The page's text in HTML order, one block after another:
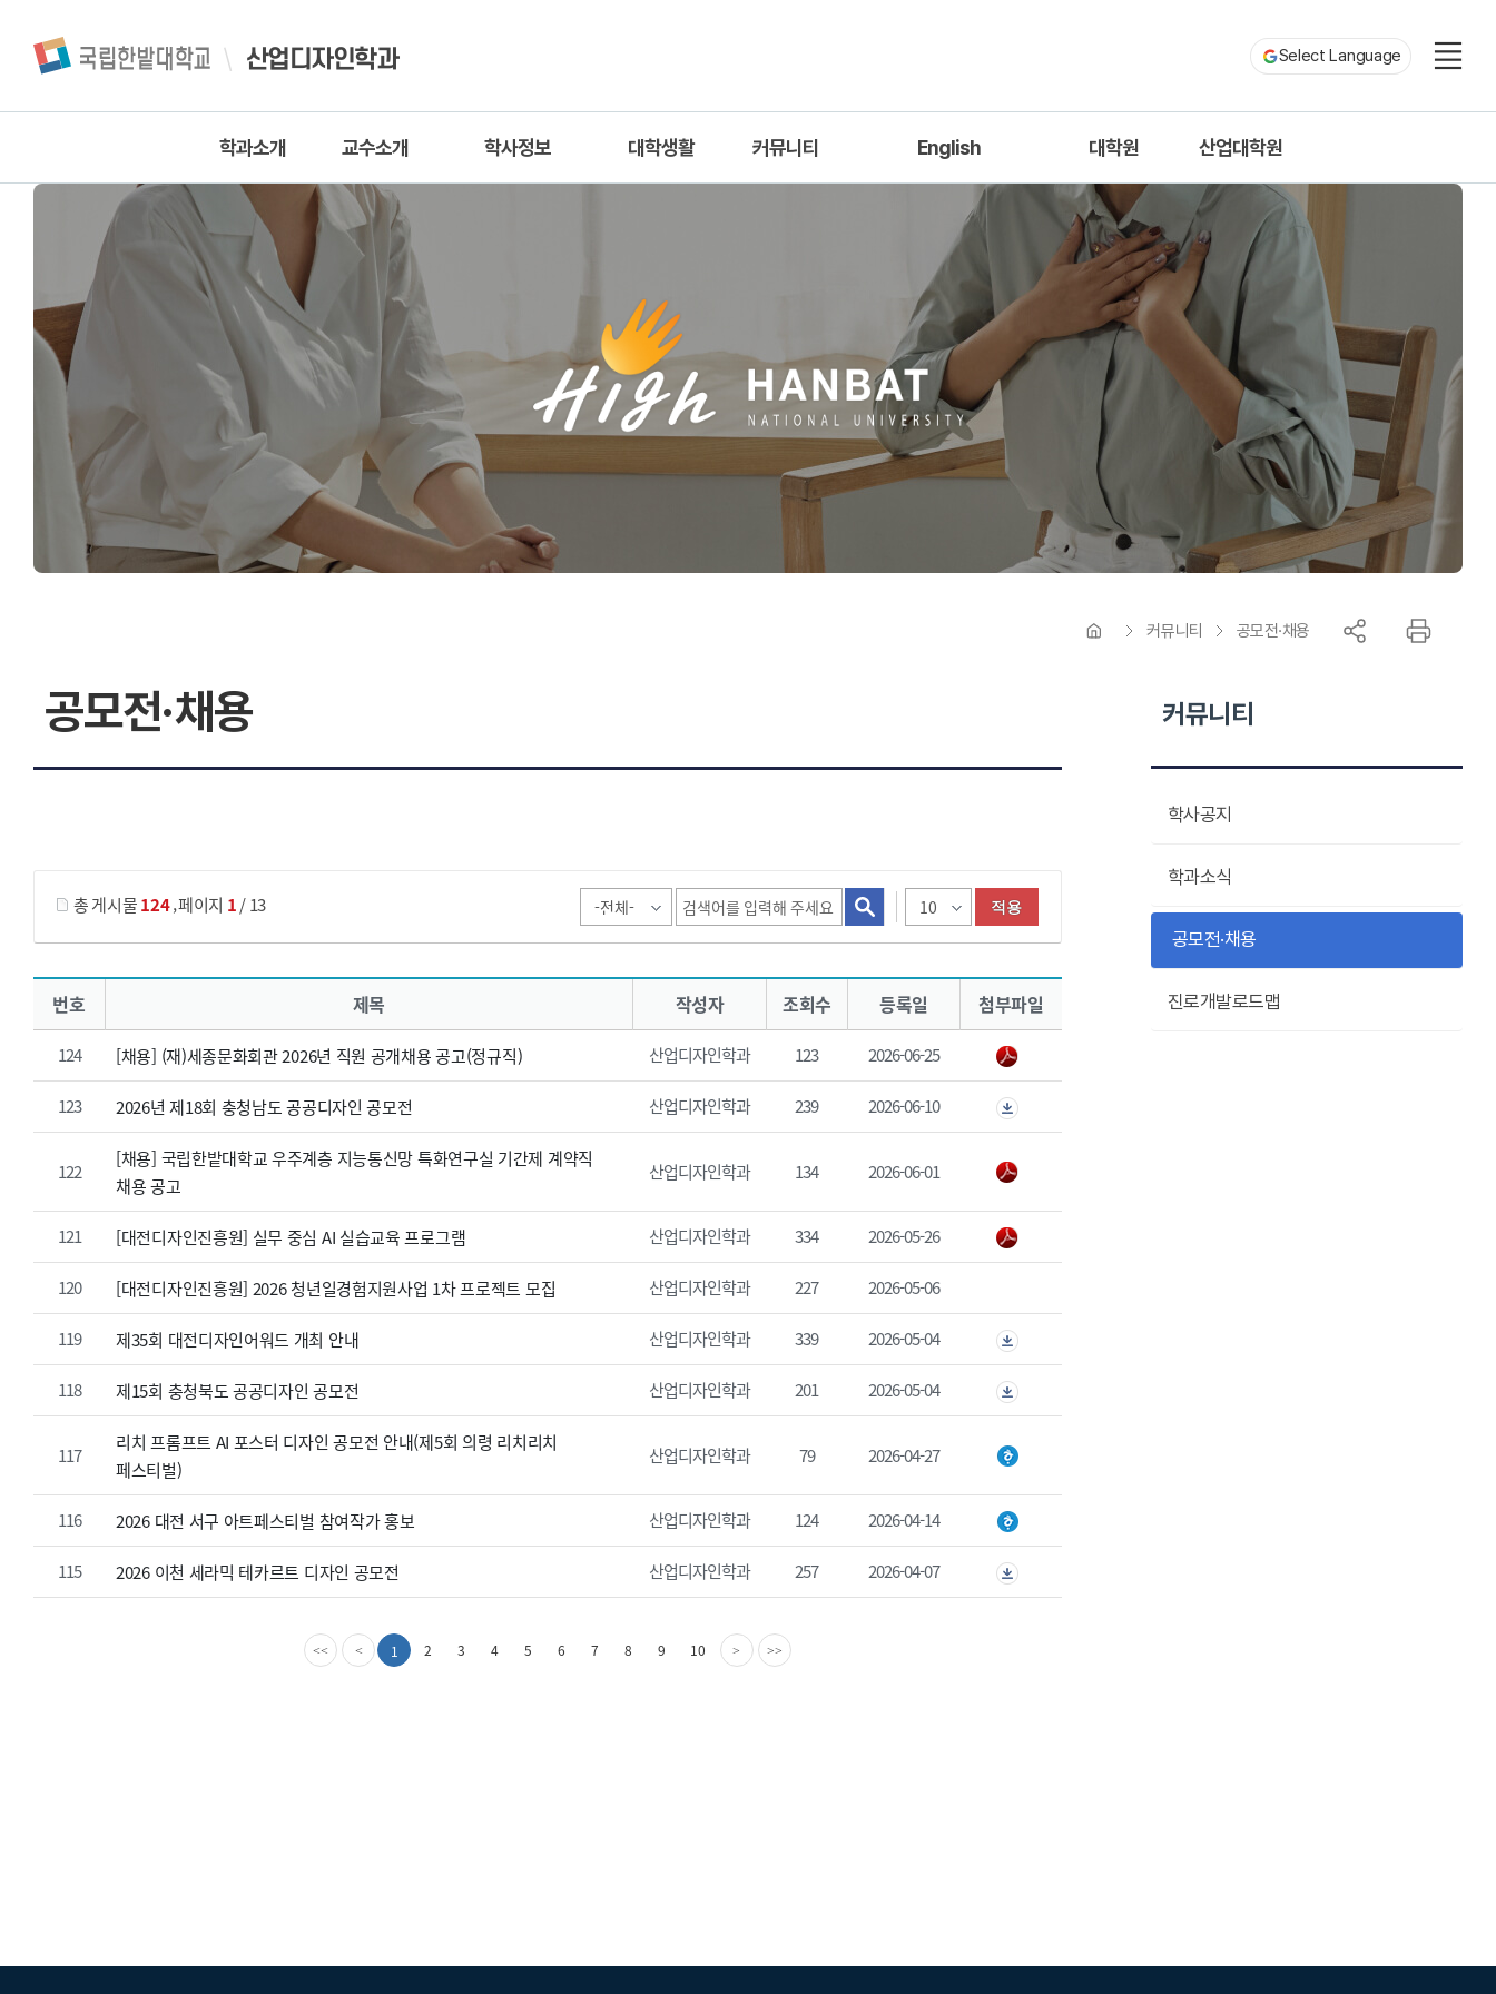
산업디자인학과 Select Language
학과소개
학과소개
학과연혁
특성화계획
찾아오시는길
교수소개
교수진
조교
학사정보
전공능력 및 하위능력
대학생활 커뮤니티
진로개발로드맵
English
Introduction
Academic Information
Professors
대학원
산업디자인학과
산업대학원
산업디자인학과
디자인학과
커뮤니티
학사공지
학과소식
공모전·채용
진로개발로드맵
공모전·채용
커뮤니티 공모전·채용
총 게시물124,페이지 1/ 13 적용
공모전소식 목록 으로 번호, 제목, 작성자, 조회수, 등록 일, 첨부파일로 나열 되고 있습니다.
번호 제목 작성자 조회수 등록일 첨부파일
124 [채용] (재)세종문화회관 2026년 직원 공개채용 공고(정규직) 산업디자인학과 123 2026-06-25
123 2026년 제18회 충청남도 공공디자인 공모전 산업디자인학과 239 2026-06-10
122
[채용] 국립한밭대학교 우주계층 지능통신망 특화연구실 기간제 계약직
채용 공고
산업디자인학과 134 2026-06-01
121 [대전디자인진흥원] 실무 중심 AI 실습교육 프로그램 산업디자인학과 334 2026-05-26
120 [대전디자인진흥원] 2026 청년일경험지원사업 1차 프로젝트 모집 산업디자인학과 227 2026-05-06
119 제35회 대전디자인어워드 개최 안내 산업디자인학과 339 2026-05-04
118 제15회 충청북도 공공디자인 공모전 산업디자인학과 201 2026-05-04
117
리치 프롬프트 AI 포스터 디자인 공모전 안내(제5회 의령 리치리치
페스티벌)
산업디자인학과 79 2026-04-27
116 2026 대전 서구 아트페스티벌 참여작가 홍보 산업디자인학과 124 2026-04-14
115 2026 이천 세라믹 테카르트 디자인 공모전 산업디자인학과 257 2026-04-07
<< 첫
번
< 이
전
1 2 3 4 5 6 7 8 9 10 > 다
음
>> 마
지